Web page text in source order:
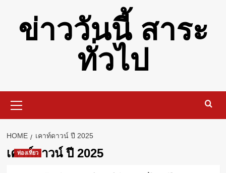
contentข่าววันนี้ สาระ
ทั่วไป
Menu
HOME เคาท์ดาวน์ ปี 2025
เคาท์ดาวน์ ปี 2025
ท่องเที่ยว